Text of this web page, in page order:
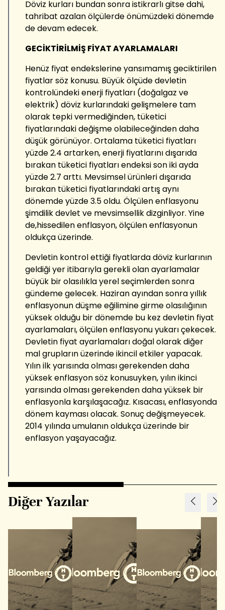
Döviz kurları bundan sonra istikrarlı gitse dahi,
tahribat azalan ölçülerde önümüzdeki dönemde
de devam edecek.
GECİKTİRİLMİŞ FİYAT AYARLAMALARI
Henüz fiyat endekslerine yansımamış geciktirilen
fiyatlar söz konusu. Büyük ölçüde devletin
kontrolündeki enerji fiyatları (doğalgaz ve
elektrik) döviz kurlarındaki gelişmelere tam
olarak tepki vermediğinden, tüketici
fiyatlarındaki değişme olabileceğinden daha
düşük görünüyor. Ortalama tüketici fiyatları
yüzde 2.4 artarken, enerji fiyatlarını dışarıda
bırakan tüketici fiyatları endeksi son iki ayda
yüzde 2.7 arttı. Mevsimsel ürünleri dışarıda
bırakan tüketici fiyatlarındaki artış aynı
dönemde yüzde 3.5 oldu. Ölçülen enflasyonu
şimdilik devlet ve mevsimsellik dizginliyor. Yine
de,hissedilen enflasyon, ölçülen enflasyonun
oldukça üzerinde.
Devletin kontrol ettiği fiyatlarda döviz kurlarının
geldiği yer itibarıyla gerekli olan ayarlamalar
büyük bir olasılıkla yerel seçimlerden sonra
gündeme gelecek. Haziran ayından sonra yıllık
enflasyonun düşme eğilimine girme olasılığının
yüksek olduğu bir dönemde bu kez devletin fiyat
ayarlamaları, ölçülen enflasyonu yukarı çekecek.
Devletin fiyat ayarlamaları doğal olarak diğer
mal grupların üzerinde ikincil etkiler yapacak.
Yılın ilk yarısında olması gerekenden daha
yüksek enflasyon söz konusuyken, yılın ikinci
yarısında olması gerekenden daha yüksek bir
enflasyonla karşılaşacağız. Kısacası, enflasyonda
dönem kayması olacak. Sonuç değişmeyecek.
2014 yılında umulanın oldukça üzerinde bir
enflasyon yaşayacağız.
Diğer Yazılar